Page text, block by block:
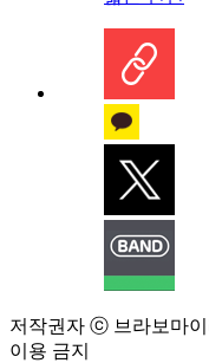
저작권자 ⓒ 브라보마
이용 금지